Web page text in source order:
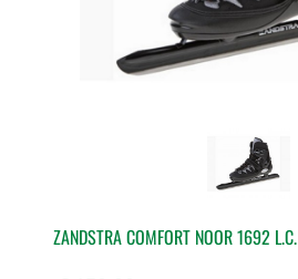
ZANDSTRA COMFORT NOOR 1692 L.C.